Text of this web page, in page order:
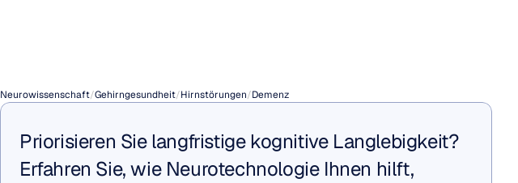
Neurowissenschaft/Gehirngesundheit/Hirnstörungen/Demenz
Priorisieren Sie langfristige kognitive Langlebigkeit?
Erfahren Sie, wie Neurotechnologie Ihnen hilft,